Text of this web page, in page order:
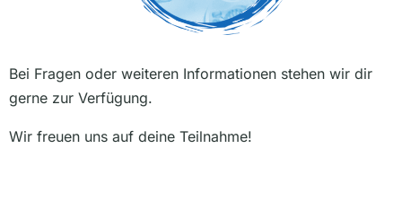
Bei Fragen oder weiteren Informationen stehen wir dir
gerne zur Verfügung.
Wir freuen uns auf deine Teilnahme!